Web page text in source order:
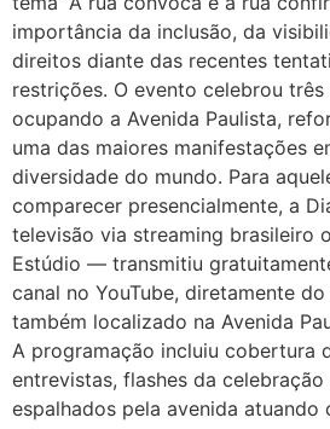
importância da inclusão, da
direitos diante das recentes
restrições. O evento celebrou
ocupando a Avenida Paulista,
uma das maiores manifestações
diversidade do mundo. Para
comparecer presencialmente, a
televisão via streaming brasileiro
Estúdio — transmitiu
canal no YouTube, diretamente do
também localizado na Avenida
A programação incluiu cobertura
entrevistas, flashes da
espalhados pela avenida atuando